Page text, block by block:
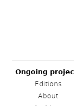
Ongoing
Editions
About